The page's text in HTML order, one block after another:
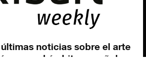
noticias sobre el arte
en el ámbito español.
©exibart 2026 - web design and
sobre qué cookies utilizamos o